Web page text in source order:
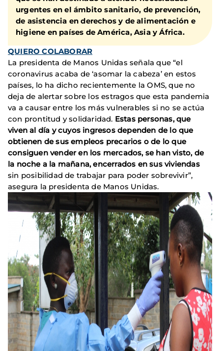
urgentes en el ámbito sanitario, de prevención,
de asistencia en derechos y de alimentación e
higiene en países de América, Asia y África.
QUIERO COLABORAR
La presidenta de Manos Unidas señala que “el
coronavirus acaba de ‘asomar la cabeza’ en estos
países, lo ha dicho recientemente la OMS, que no
deja de alertar sobre los estragos que esta pandemia
va a causar entre los más vulnerables si no se actúa
con prontitud y solidaridad. Estas personas, que
viven al día y cuyos ingresos dependen de lo que
obtienen de sus empleos precarios o de lo que
consiguen vender en los mercados, se han visto, de
la noche a la mañana, encerrados en sus viviendas
sin posibilidad de trabajar para poder sobrevivir”,
asegura la presidenta de Manos Unidas.